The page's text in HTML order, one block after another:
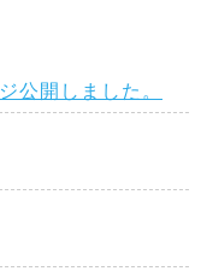
公開しました。